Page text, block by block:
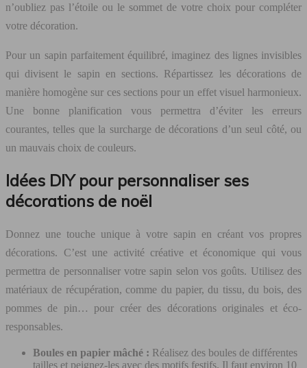
n’oubliez pas l’étoile ou le sommet de votre choix pour compléter
votre décoration.
Pour un sapin parfaitement équilibré, imaginez des lignes invisibles
qui divisent le sapin en sections. Répartissez les décorations de
manière homogène sur ces sections pour un effet visuel harmonieux.
Une bonne planification vous permettra d’éviter les erreurs
courantes, telles que la surcharge de décorations d’un seul côté, ou
un mauvais choix de couleurs.
Idées DIY pour personnaliser ses
décorations de noël
Donnez une touche unique à votre sapin en créant vos propres
décorations. C’est une activité créative et économique qui vous
permettra de personnaliser votre sapin selon vos goûts. Utilisez des
matériaux de récupération, comme du papier, du tissu, du bois, des
pommes de pin… pour créer des décorations originales et éco-
responsables.
Boules en papier mâché : Réalisez des boules de différentes
tailles et peignez-les avec des motifs festifs. Il faut environ 10